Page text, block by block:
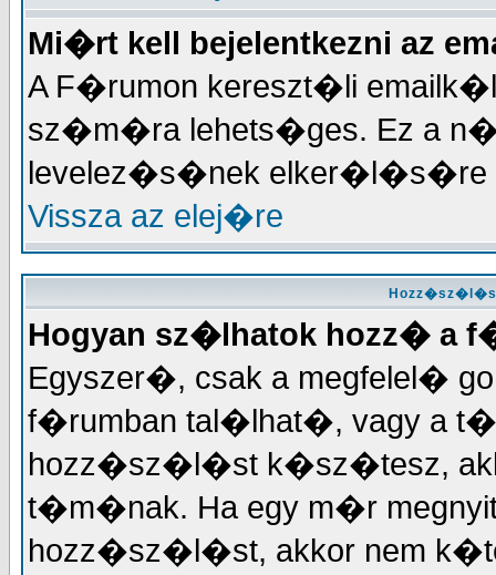
Mi�rt kell bejelentkezni az
A F�rumon kereszt�li
sz�m�ra lehets�ges. Ez a
levelez�s�nek elker�l�s�re
Vissza az elej�re
Hogyan sz�lhatok hozz� a
Egyszer�, csak a megfelel�
f�rumban tal�lhat�, vagy a
hozz�sz�l�st k�sz�tesz,
t�m�nak. Ha egy m�r
hozz�sz�l�st, akkor nem